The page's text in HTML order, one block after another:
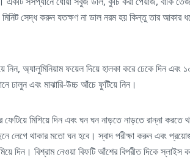
সেদ্ধ করুন যতক্ষণ না ডাল নরম হয় কিন্তু তার আকার
নিন, অ্যালুমিনিয়াম ফয়েল দিয়ে হালকা করে ঢেকে দিন
ঢালুন এবং মাঝারি-উচ্চ আঁচে ফুটিয়ে নিন।
মিশিয়ে দিন এবং ঘন ঘন নাড়তে নাড়তে রান্না
লেগে থাকার মতো ঘন হবে। স্বাদ পরীক্ষা করুন এবং
দিন। বিশ্রাম নেওয়া বিফটি আঁশের বিপরীত দিকে